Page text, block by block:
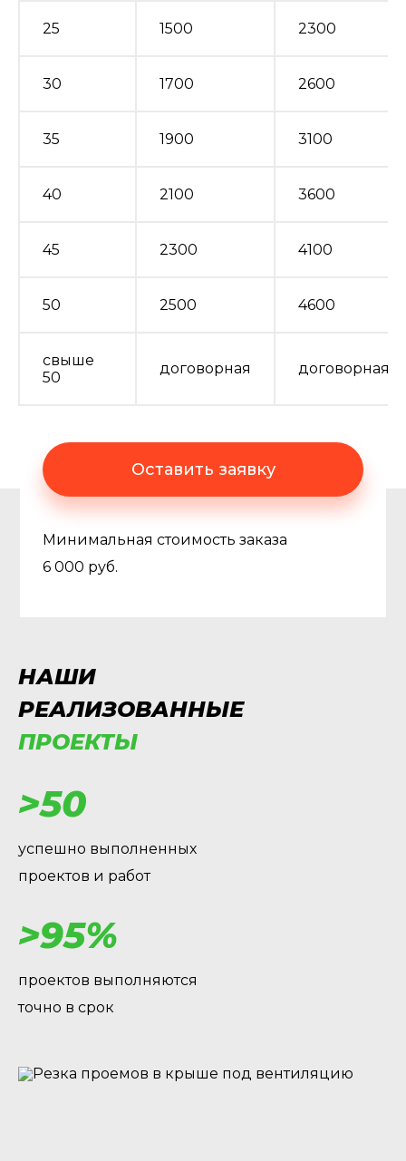
25 1500 2300
30 1700 2600
35 1900 3100
40 2100 3600
45 2300 4100
50 2500 4600
свыше
50
договорная договорная
Оставить заявку
Минимальная стоимость заказа
6 000 руб.
НАШИ
РЕАЛИЗОВАННЫЕ
ПРОЕКТЫ
>50
успешно выполненных
проектов и работ
>95%
проектов выполняются
точно в срок